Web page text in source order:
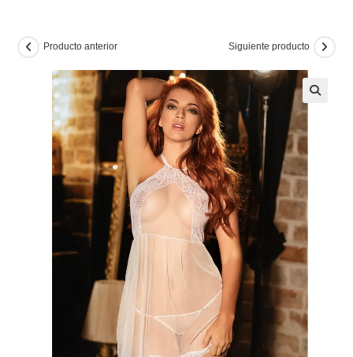
Producto anterior Siguiente producto